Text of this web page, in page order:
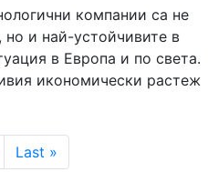
компании са не
и най-устойчивите в
в Европа и по света.
икономически растеж
Next page
Last »